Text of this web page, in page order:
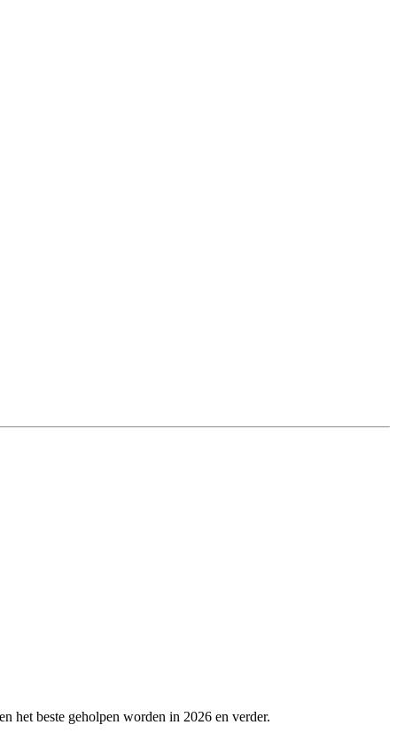
het beste geholpen worden in 2026 en verder.